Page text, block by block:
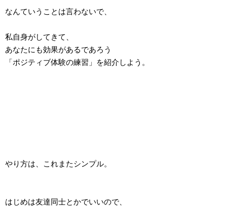
なんていうことは言わないで、
私自身がしてきて、
あなたにも効果があるであろう
「ポジティブ体験の練習」を紹介しよう。
やり方は、これまたシンプル。
はじめは友達同士とかでいいので、